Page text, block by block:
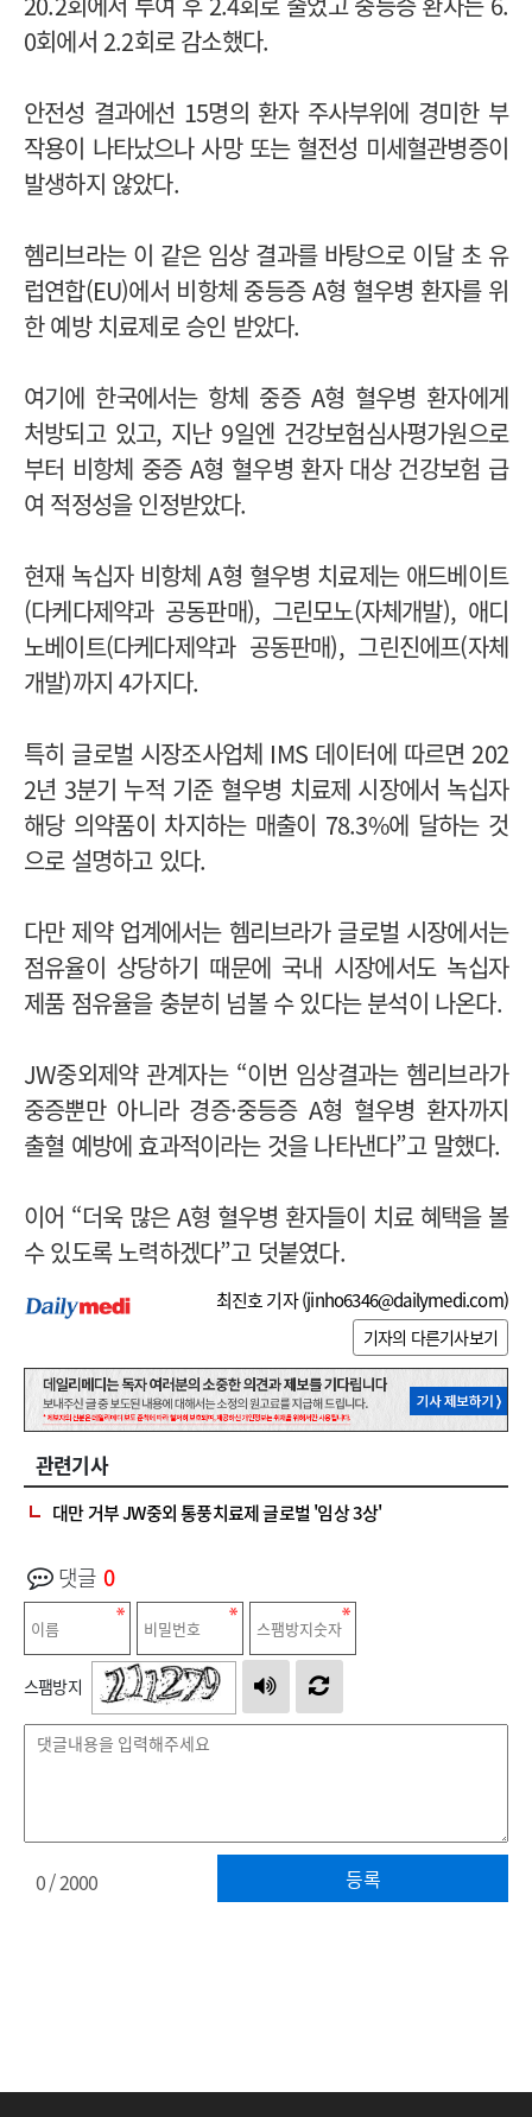
0회에서 2.2회로 감소했다.
안전성 결과에선 15명의 환자 주사부위에 경미한 부
작용이 나타났으나 사망 또는 혈전성 미세혈관병증이
발생하지 않았다.
헴리브라는 이 같은 임상 결과를 바탕으로 이달 초 유
럽연합(EU)에서 비항체 중등증 A형 혈우병 환자를 위
한 예방 치료제로 승인 받았다.
여기에 한국에서는 항체 중증 A형 혈우병 환자에게
처방되고 있고, 지난 9일엔 건강보험심사평가원으로
부터 비항체 중증 A형 혈우병 환자 대상 건강보험 급
여 적정성을 인정받았다.
현재 녹십자 비항체 A형 혈우병 치료제는 애드베이트
(다케다제약과 공동판매), 그린모노(자체개발), 애디
노베이트(다케다제약과 공동판매), 그린진에프(자체
개발)까지 4가지다.
특히 글로벌 시장조사업체 IMS 데이터에 따르면 202
2년 3분기 누적 기준 혈우병 치료제 시장에서 녹십자
해당 의약품이 차지하는 매출이 78.3%에 달하는 것
으로 설명하고 있다.
다만 제약 업계에서는 헴리브라가 글로벌 시장에서는
점유율이 상당하기 때문에 국내 시장에서도 녹십자
제품 점유율을 충분히 넘볼 수 있다는 분석이 나온다.
JW중외제약 관계자는 “이번 임상결과는 헴리브라가
중증뿐만 아니라 경증·중등증 A형 혈우병 환자까지
출혈 예방에 효과적이라는 것을 나타낸다”고 말했다.
이어 “더욱 많은 A형 혈우병 환자들이 치료 혜택을 볼
수 있도록 노력하겠다”고 덧붙였다.
최진호 기자 (jinho6346@dailymedi.com)
기자의 다른기사보기
관련기사
대만 거부 JW중외 통풍치료제 글로벌 '임상 3상'
댓글 0
스팸방지
등록
0/ 2000